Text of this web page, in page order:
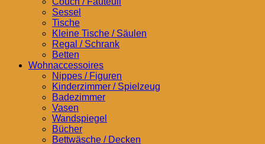
Sessel
Tische
Kleine Tische / Säulen
Regal / Schrank
Betten
Wohnaccessoires
Nippes / Figuren
Kinderzimmer / Spielzeug
Badezimmer
Vasen
Wandspiegel
Bücher
Bettwäsche / Decken